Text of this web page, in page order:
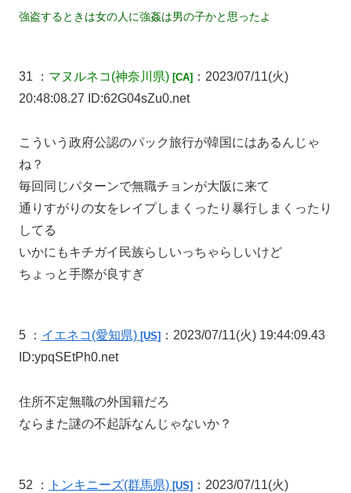
強盗するときは女の人に強姦は男の子かと思ったよ
31 ： マヌルネコ (神奈川県) [CA] ：2023/07/11(火)
20:48:08.27 ID:62G04sZu0.net
こういう政府公認のパック旅行が韓国にはあるんじゃ
ね？
毎回同じパターンで無職チョンが大阪に来て
通りすがりの女をレイプしまくったり暴行しまくったり
してる
いかにもキチガイ民族らしいっちゃらしいけど
ちょっと手際が良すぎ
5 ： イエネコ (愛知県) [US] ：2023/07/11(火) 19:44:09.43
ID:ypqSEtPh0.net
住所不定無職の外国籍だろ
ならまた謎の不起訴なんじゃないか？
52 ： トンキニーズ(群馬県) [US] ：2023/07/11(火)